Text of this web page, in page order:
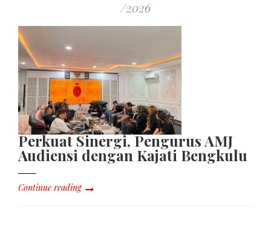
/2026
Perkuat Sinergi, Pengurus AMJ
Audiensi dengan Kajati Bengkulu
Continue reading